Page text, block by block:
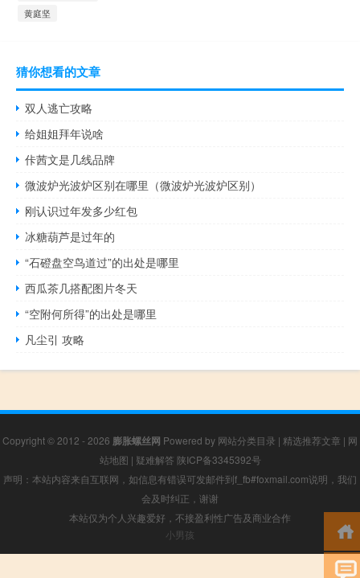
黄庭坚
猜你想看的文章
双人逃亡攻略
给姐姐拜年说啥
佧茜文是几线品牌
微波炉光波炉区别在哪里（微波炉光波炉区别）
刚认识过年发多少红包
冰糖葫芦是过年的
“石磴盘空鸟道过”的出处是哪里
西瓜茶几搭配图片冬天
“空附何所得”的出处是哪里
凡尘引 攻略
Copyright © 2012 - 2026 膨胀螺丝网 Powered by 网站分类目录 | 精选推荐文章 | 网
站地图 | 疑难解答 陕ICP备3345392号
声明：本站内容来自互联网，如信息有错误可发邮件到f_fb#foxmail.com说明，我们
会及时纠正，谢谢
本站仅为个人兴趣爱好，不接盈利性广告及商业合作
小男孩